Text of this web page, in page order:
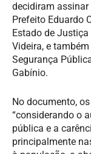
decidiram
Prefeito Eduardo
Estado de
Videira, e
Segurança
Gabínio.
No documento,
“considerando o
pública e a
principalmente